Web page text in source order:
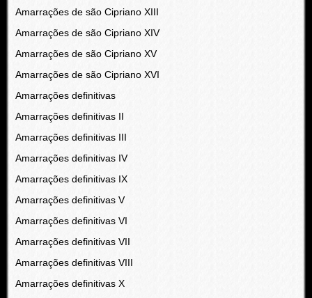
Amarrações de são Cipriano XIII
Amarrações de são Cipriano XIV
Amarrações de são Cipriano XV
Amarrações de são Cipriano XVI
Amarrações definitivas
Amarrações definitivas II
Amarrações definitivas III
Amarrações definitivas IV
Amarrações definitivas IX
Amarrações definitivas V
Amarrações definitivas VI
Amarrações definitivas VII
Amarrações definitivas VIII
Amarrações definitivas X